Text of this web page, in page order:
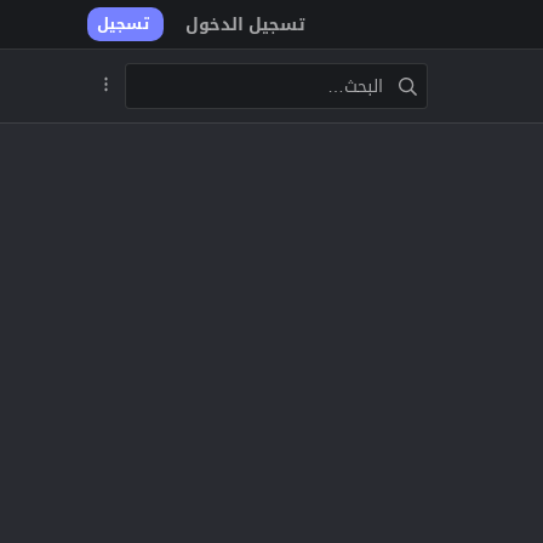
تسجيل الدخول تسجيل